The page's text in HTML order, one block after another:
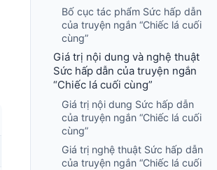
Bố cục tác phẩm Sức hấp dẫn
của truyện ngắn “Chiếc lá cuối
cùng”
Giá trị nội dung và nghệ thuật
Sức hấp dẫn của truyện ngắn
“Chiếc lá cuối cùng”
Giá trị nội dung Sức hấp dẫn
của truyện ngắn “Chiếc lá cuối
cùng”
Giá trị nghệ thuật Sức hấp dẫn
của truyện ngắn “Chiếc lá cuối